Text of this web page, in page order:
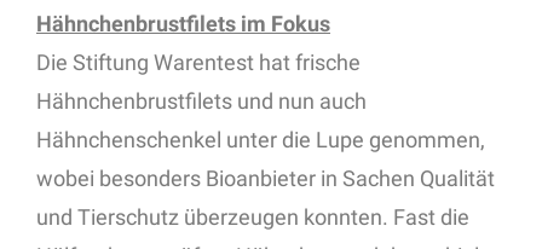
Hähnchenbrustfilets im Fokus
Die Stiftung Warentest hat frische
Hähnchenbrustfilets und nun auch
Hähnchenschenkel unter die Lupe genommen,
wobei besonders Bioanbieter in Sachen Qualität
und Tierschutz überzeugen konnten. Fast die